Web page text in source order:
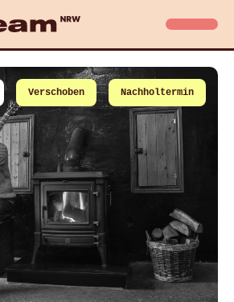
Verschoben Nachholtermin